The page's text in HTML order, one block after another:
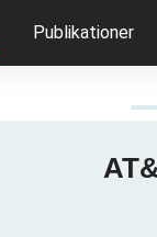
Publikationer